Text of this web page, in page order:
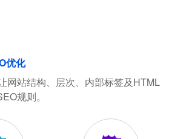
优化
网站结构、层次、内部标签及HTML
规则。